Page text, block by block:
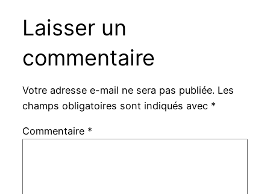
Laisser un
commentaire
Votre adresse e-mail ne sera pas publiée. Les
champs obligatoires sont indiqués avec *
Commentaire *